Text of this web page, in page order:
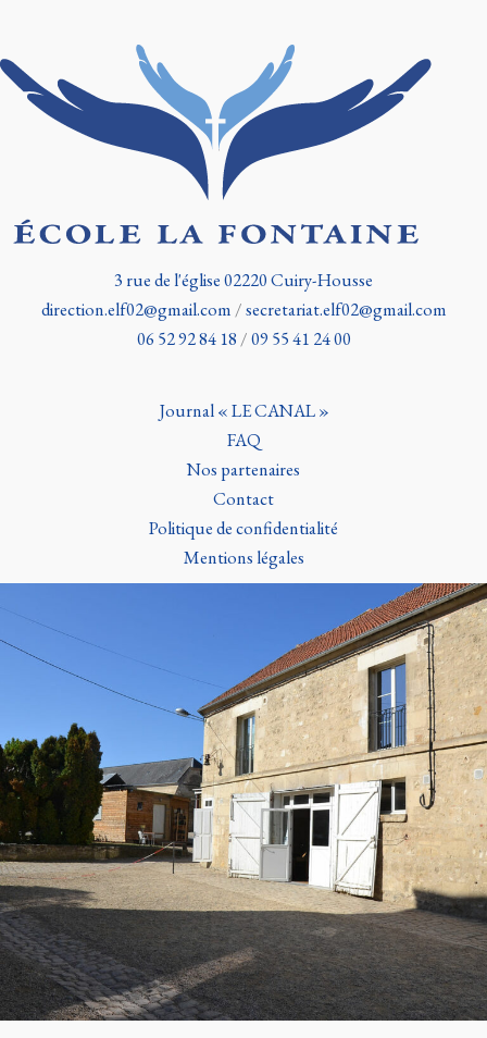
3 rue de l'église 02220 Cuiry-Housse
direction.elf02@gmail.com /secretariat.elf02@gmail.com
06 52 92 84 18 /09 55 41 24 00
Journal « LE CANAL »
FAQ
Nos partenaires
Contact
Politique de confidentialité
Mentions légales